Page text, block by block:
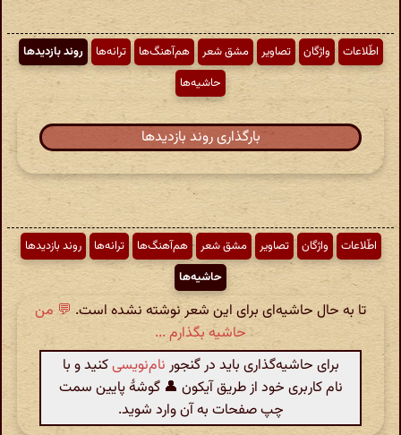
اطّلاعات واژگان تصاویر مشق شعر هم‌آهنگ‌ها ترانه‌ها
روند بازدیدها
حاشیه‌ها
بارگذاری روند بازدیدها
اطّلاعات واژگان تصاویر مشق شعر هم‌آهنگ‌ها ترانه‌ها
روند بازدیدها
حاشیه‌ها
تا به حال حاشیه‌ای برای این شعر نوشته نشده است. 💬 من
حاشیه بگذارم ...
برای حاشیه‌گذاری باید در گنجور نام‌نویسیکنید و با
نام کاربری خود از طریق آیکون 👤 گوشهٔ پایین سمت
چپ صفحات به آن وارد شوید.